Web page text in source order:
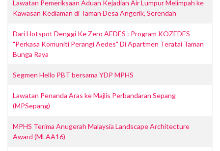
Lawatan Pemeriksaan Aduan Kejadian Air Lumpur Melimpah ke
Kawasan Kediaman di Taman Desa Angerik, Serendah
Dari Hotspot Denggi Ke Zero AEDES : Program KOZEDES
"Perkasa Komuniti Perangi Aedes" Di Apartmen Teratai Taman
Bunga Raya
Segmen Hello PBT bersama YDP MPHS
Lawatan Penanda Aras ke Majlis Perbandaran Sepang
(MPSepang)
MPHS Terima Anugerah Malaysia Landscape Architecture
Award (MLAA16)